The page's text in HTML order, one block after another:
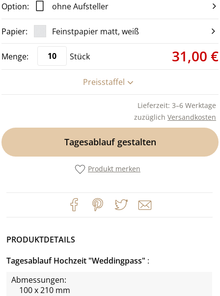
ohne Aufsteller
Feinstpapier matt, weiß
Stück 31,00 €
Preisstaffel
Lieferzeit: 3–6 Werktage
zuzüglich Versandkosten
Tagesablauf gestalten
Produkt merken
PRODUKTDETAILS
Tagesablauf Hochzeit "Weddingpass"
Abmessungen:
100 x 210 mm